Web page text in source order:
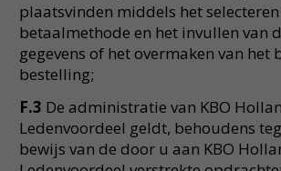
plaatsvinden middels het selecteren
betaalmethode en het invullen van
gegevens of het overmaken van het
bestelling;
F.3 De administratie van KBO
Ledenvoordeel geldt, behoudens
bewijs van de door u aan KBO